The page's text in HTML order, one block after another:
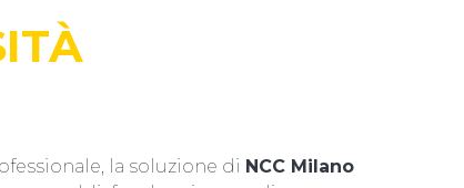
la soluzione di NCC Milano